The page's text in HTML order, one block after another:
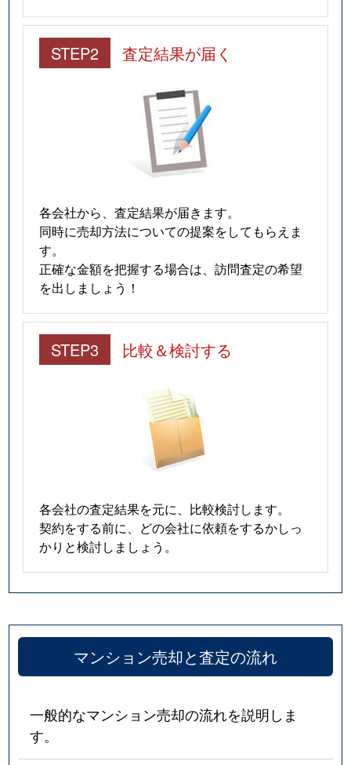
STEP2 査定結果が届く
各会社から、査定結果が届きます。
同時に売却方法についての提案をしてもらえま
す。
正確な金額を把握する場合は、訪問査定の希望
を出しましょう！
STEP3 比較＆検討する
各会社の査定結果を元に、比較検討します。
契約をする前に、どの会社に依頼をするかしっ
かりと検討しましょう。
マンション売却と査定の流れ
一般的なマンション売却の流れを説明しま
す。